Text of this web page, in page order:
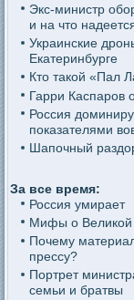
Экс-министр
и на что
Украинские
Екатеринбурге
Кто такой «Пал
Гарри Каспаров
Россия
показателями
Шапочный
За все время:
Россия умирает
Мифы о Великой
Почему
прессу?
Портрет
семьи и братвы